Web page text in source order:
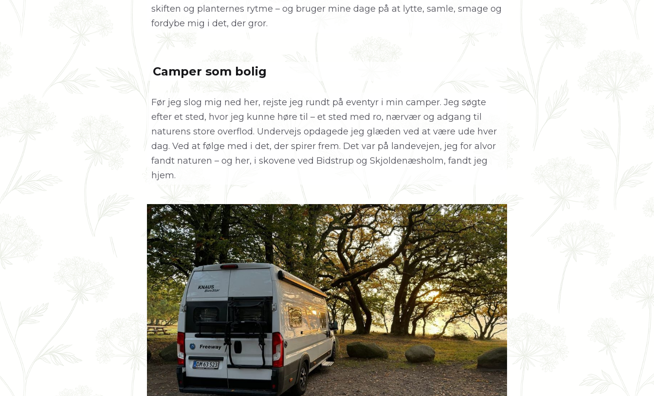
skiften og planternes rytme – og bruger mine dage på at lytte, samle, smage og
fordybe mig i det, der gror.
Camper som bolig
Før jeg slog mig ned her, rejste jeg rundt på eventyr i min camper. Jeg søgte
efter et sted, hvor jeg kunne høre til – et sted med ro, nærvær og adgang til
naturens store overflod. Undervejs opdagede jeg glæden ved at være ude hver
dag. Ved at følge med i det, der spirer frem. Det var på landevejen, jeg for alvor
fandt naturen – og her, i skovene ved Bidstrup og Skjoldenæsholm, fandt jeg
hjem.